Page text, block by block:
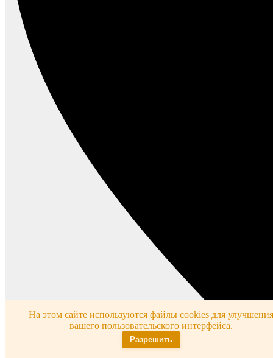
На этом сайте используются файлы cookies для улучшения
вашего пользовательского интерфейса.
Разрешить